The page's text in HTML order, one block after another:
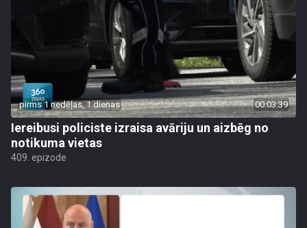
pirms 1 nedēļas, 1 dienas 00:03:39
Iereibusi policiste izraisa avāriju un aizbēg no
notikuma vietas
409. epizode